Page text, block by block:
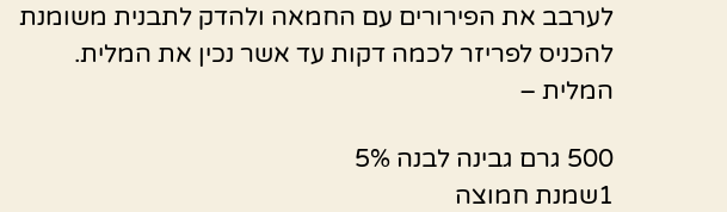
לערבב את הפירורים עם החמאה ולהדק לתבנית משומנת
להכניס לפריזר לכמה דקות עד אשר נכין את המלית.
המלית –
500 גרם גבינה לבנה 5%
1שמנת חמוצה